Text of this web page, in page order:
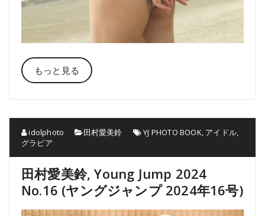
もっと見る
idolphoto 田村愛美鈴 YJ PHOTO BOOK, アイドル,
グラビア
田村愛美鈴, Young Jump 2024
No.16 (ヤングジャンプ 2024年16号)